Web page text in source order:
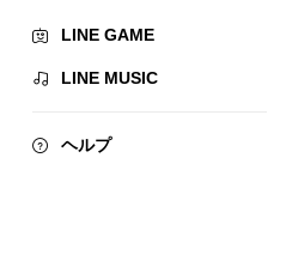
LINE GAME
LINE MUSIC
ヘルプ